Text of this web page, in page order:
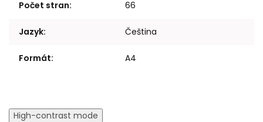
Počet stran: 66
Jazyk: Čeština
Formát: A4
High-contrast mode